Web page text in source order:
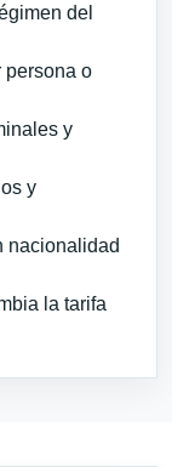
del
persona o
y
y
nacionalidad
la tarifa